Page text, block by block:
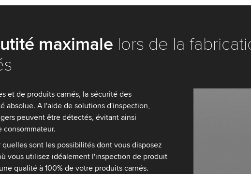
maximale lors de la
et de produits carnés, la sécurité des
absolue. A l'aide de solutions d'inspection,
peuvent être détectés, évitant ainsi
consommateur.
sont les possibilités dont vous disposez
vous utilisez idéalement l'inspection de produit
qualité à 100% de votre produits carnés.